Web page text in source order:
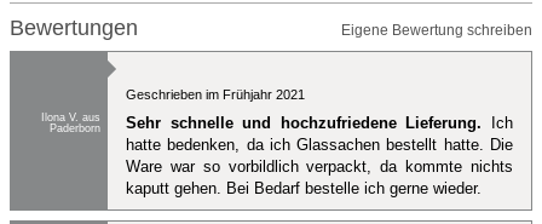
Bewertungen Eigene Bewertung schreiben
Ilona V. aus
Paderborn
Geschrieben im Frühjahr 2021
Sehr schnelle und hochzufriedene Lieferung. Ich
hatte bedenken, da ich Glassachen bestellt hatte. Die
Ware war so vorbildlich verpackt, da kommte nichts
kaputt gehen. Bei Bedarf bestelle ich gerne wieder.